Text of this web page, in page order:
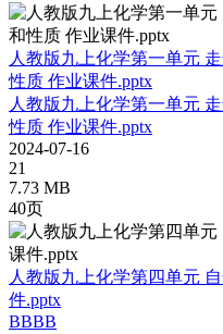
人教版九上化学第一单元
性质 作业课件.pptx
人教版九上化学第一单元
性质 作业课件.pptx
2024-07-16
21
7.73 MB
40页
人教版九上化学第四单元
件.pptx
BBBB